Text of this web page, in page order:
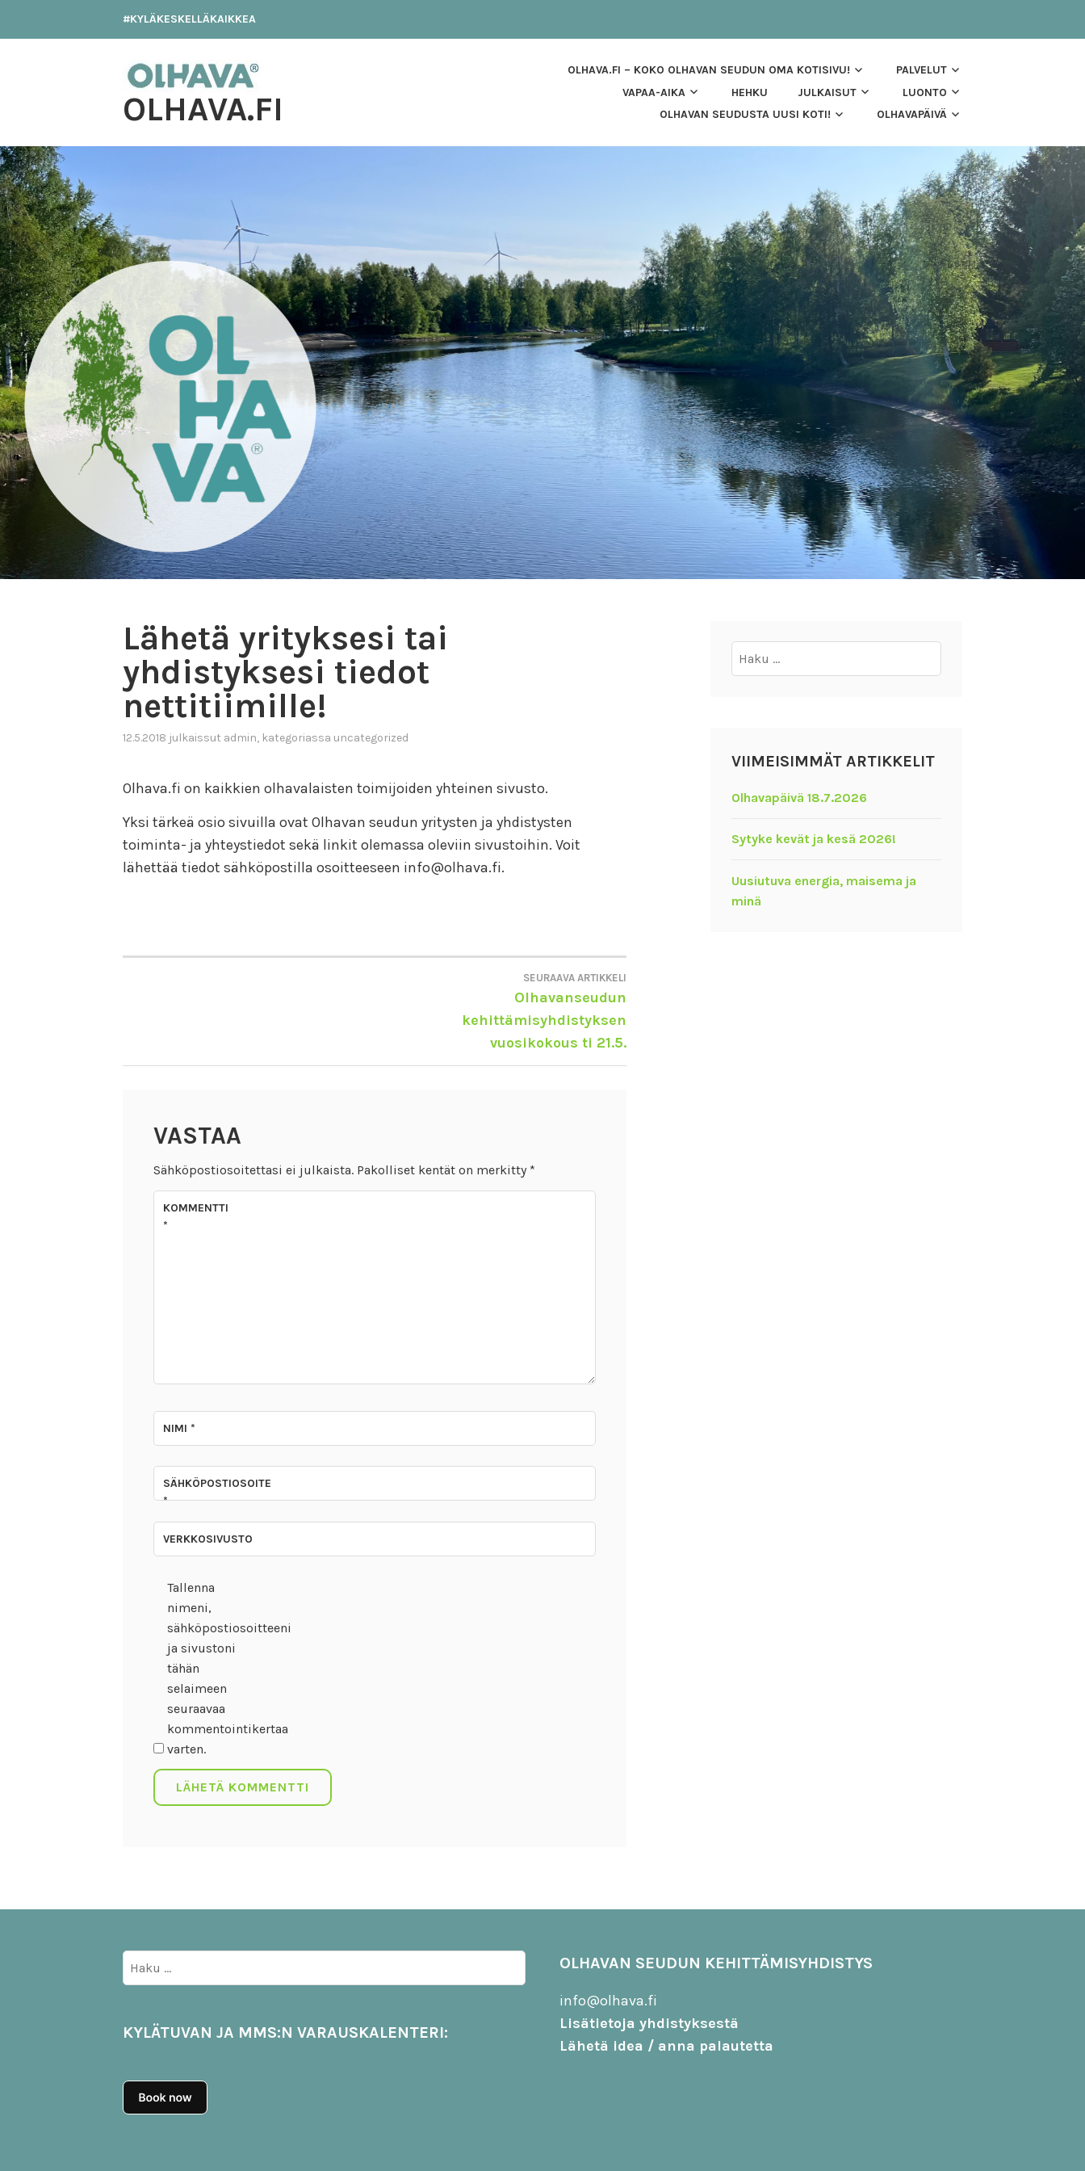
#KYLÄKESKELLÄKAIKKEA
OLHAVA.FI
OLHAVA.FI – KOKO OLHAVAN SEUDUN OMA KOTISIVU!
PALVELUT
VAPAA-AIKA
HEHKU JULKAISUT
LUONTO
OLHAVAN SEUDUSTA UUSI KOTI!
OLHAVAPÄIVÄ
Lähetä yrityksesi tai
yhdistyksesi tiedot
nettitiimille!
12.5.2018 julkaissut admin, kategoriassa uncategorized
Olhava.fi on kaikkien olhavalaisten toimijoiden yhteinen sivusto.
Yksi tärkeä osio sivuilla ovat Olhavan seudun yritysten ja yhdistysten
toiminta- ja yhteystiedot sekä linkit olemassa oleviin sivustoihin. Voit
lähettää tiedot sähköpostilla osoitteeseen info@olhava.fi.
SEURAAVA ARTIKKELI
Olhavanseudun
kehittämisyhdistyksen
vuosikokous ti 21.5.
VASTAA
Sähköpostiosoitettasi ei julkaista. Pakolliset kentät on merkitty *
KOMMENTTI
*
NIMI *
SÄHKÖPOSTIOSOITE
*
VERKKOSIVUSTO
Tallenna
nimeni,
sähköpostiosoitteeni
ja sivustoni
tähän
selaimeen
seuraavaa
kommentointikertaa
varten.
Haku:
VIIMEISIMMÄT ARTIKKELIT
Olhavapäivä 18.7.2026
Sytyke kevät ja kesä 2026!
Uusiutuva energia, maisema ja
minä
Haku:
KYLÄTUVAN JA MMS:N VARAUSKALENTERI:
OLHAVAN SEUDUN KEHITTÄMISYHDISTYS
info@olhava.fi
Lisätietoja yhdistyksestä
Lähetä idea / anna palautetta